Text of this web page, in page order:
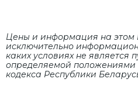
Цены и информация на этом
исключительно
каких условиях не является
определяемой положениями
кодекса Республики